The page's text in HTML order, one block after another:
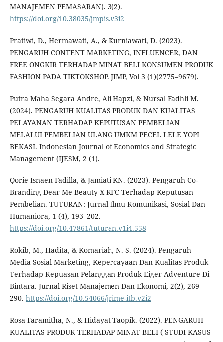
MANAJEMEN PEMASARAN). 3(2).
https://doi.org/10.38035/jmpis.v3i2
Pratiwi, D., Hermawati, A., & Kurniawati, D. (2023).
PENGARUH CONTENT MARKETING, INFLUENCER, DAN
FREE ONGKIR TERHADAP MINAT BELI KONSUMEN PRODUK
FASHION PADA TIKTOKSHOP. JIMP, Vol 3 (1)(2775–9679).
Putra Maha Segara Andre, Ali Hapzi, & Nursal Fadhli M.
(2024). PENGARUH KUALITAS PRODUK DAN KUALITAS
PELAYANAN TERHADAP KEPUTUSAN PEMBELIAN
MELALUI PEMBELIAN ULANG UMKM PECEL LELE YOPI
BEKASI. Indonesian Journal of Economics and Strategic
Management (IJESM, 2 (1).
Qorie Isnaen Fadilla, & Jamiati KN. (2023). Pengaruh Co-
Branding Dear Me Beauty X KFC Terhadap Keputusan
Pembelian. TUTURAN: Jurnal Ilmu Komunikasi, Sosial Dan
Humaniora, 1 (4), 193–202.
https://doi.org/10.47861/tuturan.v1i4.558
Rokib, M., Hadita, & Komariah, N. S. (2024). Pengaruh
Media Sosial Marketing, Kepercayaan Dan Kualitas Produk
Terhadap Kepuasan Pelanggan Produk Eiger Adventure Di
Bintara. Jurnal Riset Manajemen Dan Ekonomi, 2(2), 269–
290. https://doi.org/10.54066/jrime-itb.v2i2
Rosa Faramitha, N., & Hidayat Taopik. (2022). PENGARUH
KUALITAS PRODUK TERHADAP MINAT BELI ( STUDI KASUS